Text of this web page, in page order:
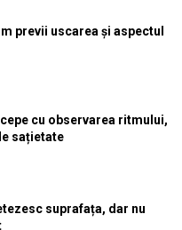
previi uscarea și aspectul
cu observarea ritmului,
sațietate
suprafața, dar nu